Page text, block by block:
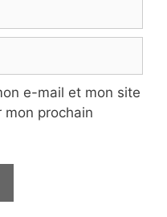
e-mail et mon site
mon prochain